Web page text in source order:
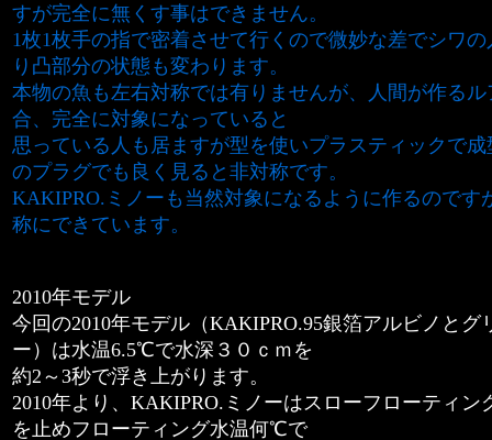
すが完全に無くす事はできません。
1枚1枚手の指で密着させて行くので微妙な差でシワ
り凸部分の状態も変わります。
本物の魚も左右対称では有りませんが、人間が作る
合、完全に対象になっていると
思っている人も居ますが型を使いプラスティックで
のプラグでも良く見ると非対称です。
KAKIPRO.ミノーも当然対象になるように作るのです
称にできています。
2010年モデル
今回の2010年モデル（KAKIPRO.95銀箔アルビノとグ
ー）は水温6.5℃で水深３０ｃｍを
約2～3秒で浮き上がります。
2010年より、KAKIPRO.ミノーはスローフローティン
を止めフローティング水温何℃で